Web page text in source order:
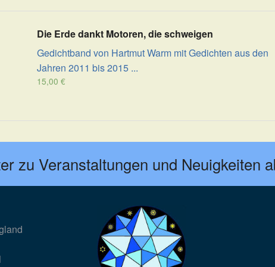
Die Erde dankt Motoren, die schweigen
Gedichtband von Hartmut Warm mit Gedichten aus den
Jahren 2011 bis 2015 ...
15,00€
zu Veranstaltungen und Neuigkeiten